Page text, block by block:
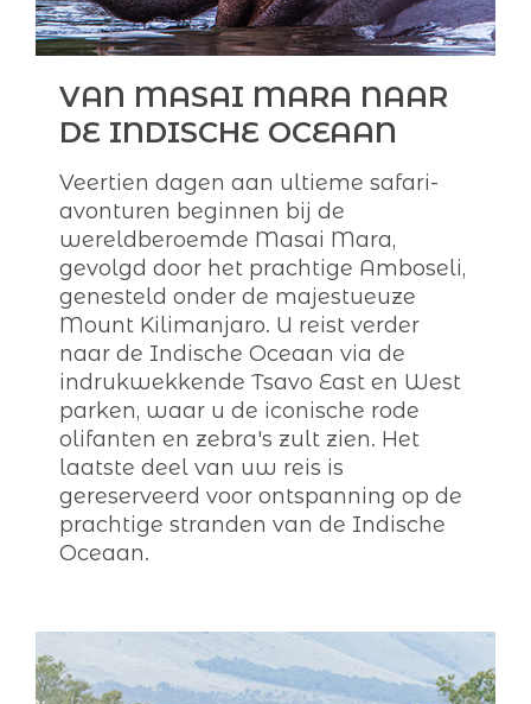
VAN MASAI MARA NAAR
DE INDISCHE OCEAAN
Veertien dagen aan ultieme safari-
avonturen beginnen bij de
wereldberoemde Masai Mara,
gevolgd door het prachtige Amboseli,
genesteld onder de majestueuze
Mount Kilimanjaro. U reist verder
naar de Indische Oceaan via de
indrukwekkende Tsavo East en West
parken, waar u de iconische rode
olifanten en zebra's zult zien. Het
laatste deel van uw reis is
gereserveerd voor ontspanning op de
prachtige stranden van de Indische
Oceaan.